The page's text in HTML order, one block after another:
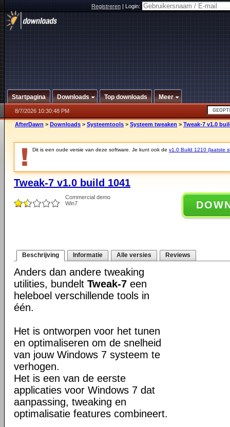
Registreren|Login:
Startpagina Downloads Top downloads Meer
8/7/2026 10:30:48 PM
AfterDawn > Downloads > Systeemtools > Systeem tweaken > Tweak-7 v1.0
Dit is een oude versie van deze software. Je kunt ook de v1.0 Build 1210 (laatste
Tweak-7 v1.0 build 1041
Commercial demo
Win7
Beschrijving Informatie Alle versies Reviews
Anders dan andere tweaking
utilities, bundelt Tweak-7 een
heleboel verschillende tools in
één.
Het is ontworpen voor het tunen
en optimaliseren om de snelheid
van jouw Windows 7 systeem te
verhogen.
Het is een van de eerste
applicaties voor Windows 7 dat
aanpassing, tweaking en
optimalisatie features combineert.